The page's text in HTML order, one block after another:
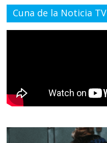
Cuna de la Noticia TV